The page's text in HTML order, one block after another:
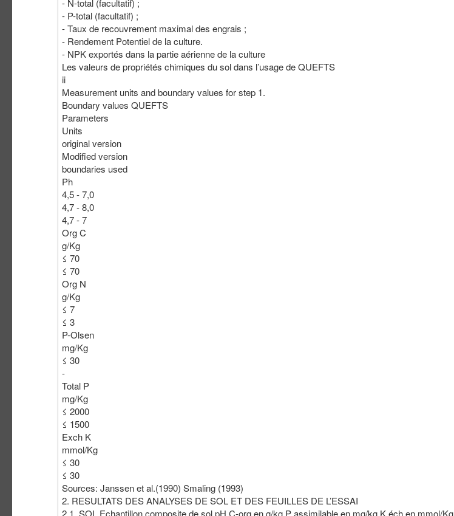
- N-total (facultatif) ;
- P-total (facultatif) ;
- Taux de recouvrement maximal des engrais ;
- Rendement Potentiel de la culture.
- NPK exportés dans la partie aérienne de la culture
Les valeurs de propriétés chimiques du sol dans l’usage de QUEFTS
ii
Measurement units and boundary values for step 1.
Boundary values QUEFTS
Parameters
Units
original version
Modified version
boundaries used
Ph
4,5 - 7,0
4,7 - 8,0
4,7 - 7
Org C
g/Kg
≤ 70
≤ 70
Org N
g/Kg
≤ 7
≤ 3
P-Olsen
mg/Kg
≤ 30
-
Total P
mg/Kg
≤ 2000
≤ 1500
Exch K
mmol/Kg
≤ 30
≤ 30
Sources: Janssen et al.(1990) Smaling (1993)
2. RESULTATS DES ANALYSES DE SOL ET DES FEUILLES DE L’ESSAI
2.1. SOL Echantillon composite de sol pH C-org en g/kg P assimilable en mg/kg K éch en mmol/Kg